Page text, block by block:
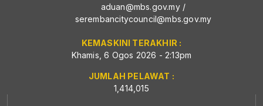
aduan@mbs.gov.my/
serembancitycouncil@mbs.gov.my
KEMASKINI TERAKHIR :
Khamis, 6 Ogos 2026 - 2:13pm
JUMLAH PELAWAT :
1,414,015